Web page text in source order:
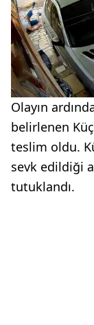
Olayın
belirlenen
teslim oldu.
sevk edildiği
tutuklandı.